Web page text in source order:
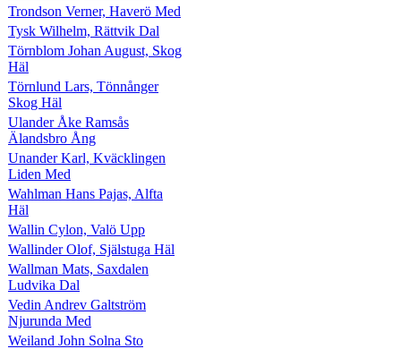
Trondson Verner, Haverö Med
Tysk Wilhelm, Rättvik Dal
Törnblom Johan August, Skog
Häl
Törnlund Lars, Tönnånger
Skog Häl
Ulander Åke Ramsås
Älandsbro Ång
Unander Karl, Kväcklingen
Liden Med
Wahlman Hans Pajas, Alfta
Häl
Wallin Cylon, Valö Upp
Wallinder Olof, Själstuga Häl
Wallman Mats, Saxdalen
Ludvika Dal
Vedin Andrev Galtström
Njurunda Med
Weiland John Solna Sto